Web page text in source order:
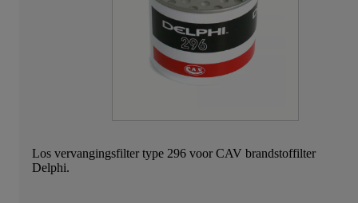
Los vervangingsfilter type 296 voor CAV brandstoffilter
Delphi.